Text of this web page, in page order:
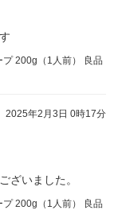
200g（1人前） 良品
2025年2月3日 0時17分
ざいました。
200g（1人前） 良品